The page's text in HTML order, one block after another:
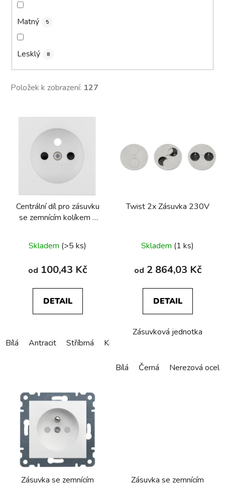
Matný 5
Lesklý 8
Položek k zobrazení: 127
Centrální díl pro zásuvku
se zemnícím kolíkem s
Berker S.1/B.x
Skladem (>5 ks)
od 100,43 Kč
DETAIL
Bílá Antracit Stříbrná Krémová
Twist 2x Zásuvka 230V
Skladem (1 ks)
od 2 864,03 Kč
DETAIL
Zásuvková jednotka
Bílá Černá Nerezová ocel
Zásuvka se zemnícím
Zásuvka se zemnícím